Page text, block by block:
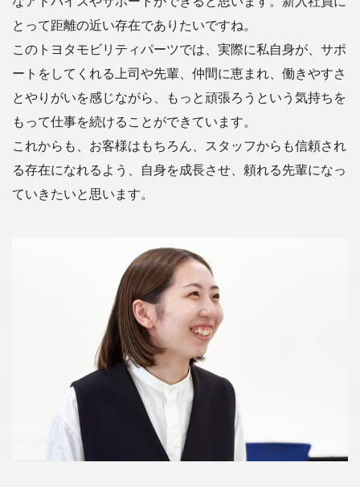
とって距離の近い存在でありたいですね。
このトヨタモビリティパーツでは、実際に私自身が、サポ
ートをしてくれる上司や先輩、仲間に恵まれ、働きやすさ
とやりがいを感じながら、もっと頑張ろうという気持ちを
もって仕事を続けることができています。
これからも、お客様はもちろん、スタッフからも信頼され
る存在になれるよう、自身を成長させ、頼れる先輩になっ
ていきたいと思います。